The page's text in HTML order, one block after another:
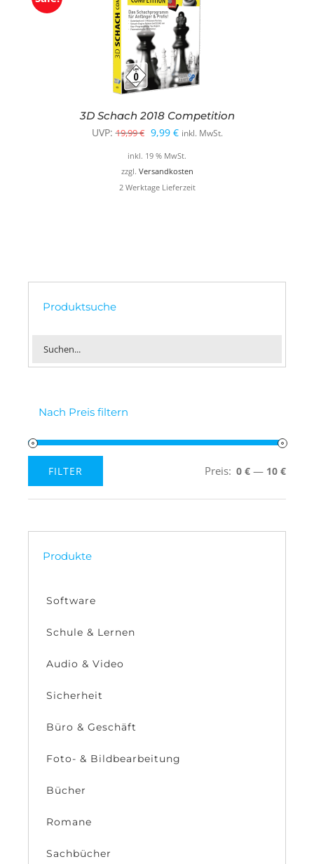
3D Schach 2018 Competition
UVP: 19,99€ Ursprünglicher
Preis
war:
19,99 €
9,99 €Aktueller
Preis
ist:
9,99 €.
inkl. MwSt.
inkl. 19 % MwSt.
zzgl. Versandkosten
2 Werktage Lieferzeit
Produktsuche
Nach Preis filtern
Preis
Preis
FILTER Preis: 0 € — 10 €
Produkte
Software
Schule & Lernen
Audio & Video
Sicherheit
Büro & Geschäft
Foto- & Bildbearbeitung
Bücher
Romane
Sachbücher